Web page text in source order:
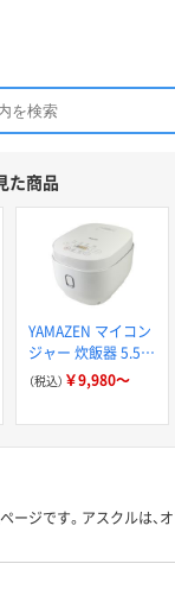
た商品
YAMAZEN マイコン
ジャー 炊飯器 5.5合
炊き 20分早炊き 白
米6種炊き分け
（税込） ￥9,980～
ページです。アスクルは、